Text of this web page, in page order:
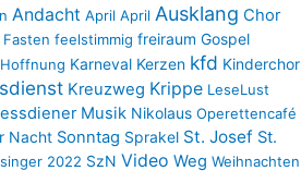
Andacht April April Ausklang Chor
Fasten feelstimmig freiraum Gospel
Hoffnung Karneval Kerzen kfd Kinderchor
Kreuzweg Krippe LeseLust
Musik Nikolaus Operettencafé
Nacht Sonntag Sprakel St. Josef St.
2022 SzN Video Weg Weihnachten